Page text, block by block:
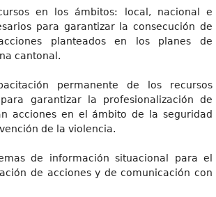
en los ámbitos: local, nacional e
para garantizar la consecución de
planteados en los planes de
cantonal.
permanente de los recursos
garantizar la profesionalización de
acciones en el ámbito de la seguridad
de la violencia.
de información situacional para el
de acciones y de comunicación con